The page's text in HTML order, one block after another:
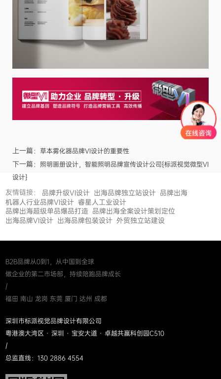
上一篇： 草本雾化器品牌VI设计的重要性
下一篇： 照明画册设计，智能照明品牌宣传设计公司{标派视觉微型VI
设计}
友情链接： 品牌升级VI设计 出海品牌独立站设计 品牌出海
机器人行业品牌VI设计 睿星人工业设计
品牌出海超级单品爆品打造 品牌出海全案设计策划定位
出海品牌VI设计 出海品牌包装设计 外贸独立站建设
B2B品牌从0到1，从中国到全球
做企业的第二市场部，持续陪跑品牌成长
/
福田 南山 龙岗 东莞 厦门 达州 成都
深圳市标派视觉品牌设计有限公司
粤港澳大湾区 · 深圳 · 宝安大道 · 卓越共赢科创园C510
/
总监直线：130 2886 4554